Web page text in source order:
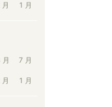
月 1 月
月 7 月
月 1 月